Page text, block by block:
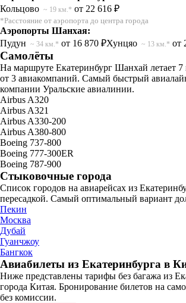
Кольцово ~ 19 км.* от 22 616 ₽
*Расстояние от аэропорта до центра города
Аэропорты Шанхая:
Пудун ~ 34 км.* от 16 870 ₽Хунцяо ~ 13 км.* от
Самолёты
На маршруте Екатеринбург Шанхай летает 7
от 3 авиакомпаний. Самый быстрый
компании Уральские авиалинии.
Airbus A320
Airbus A321
Airbus A330-200
Airbus A380-800
Boeing 737-800
Boeing 777-300ER
Boeing 787-900
Стыковочные города
Список городов на авиарейсах из
пересадкой. Самый оптимальный вариант
Пекин
Москва
Дубай
Гуанчжоу
Бангкок
Авиабилеты из Екатеринбурга в
Ниже представлены тарифы без багажа из
города Китая. Бронирование билетов на
без комиссии.